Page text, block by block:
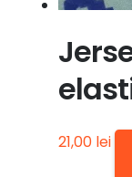
21,00 lei